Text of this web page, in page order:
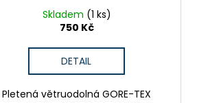
Skladem (1 ks)
750 Kč
DETAIL
Pletená větruodolná GORE-TEX